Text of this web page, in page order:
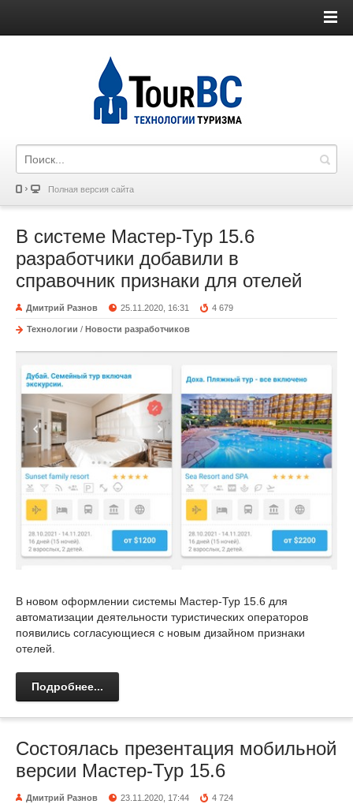
Полная версия сайта
В системе Мастер-Тур 15.6
разработчики добавили в
справочник признаки для отелей
Дмитрий Разнов 25.11.2020, 16:31 4 679
Технологии / Новости разработчиков
В новом оформлении системы Мастер-Тур 15.6 для
автоматизации деятельности туристических операторов
появились согласующиеся с новым дизайном признаки
отелей.
Подробнее...
Состоялась презентация мобильной
версии Мастер-Тур 15.6
Дмитрий Разнов 23.11.2020, 17:44 4 724